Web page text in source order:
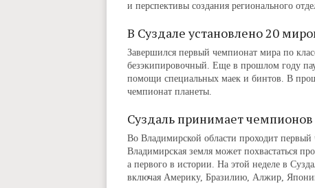
и перспективы создания регионального
В Суздале установлено 20
Завершился первый чемпионат мира по
безэкипировочный. Еще в прошлом году
помощи специальных маек и бинтов. В
чемпионат планеты.
Суздаль принимает чемпионов
Во Владимирской области проходит
Владимирская земля может похвастаться
а первого в истории. На этой неделе в
включая Америку, Бразилию, Алжир,